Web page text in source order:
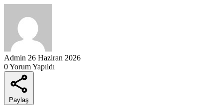
Admin 26 Haziran 2026
0 Yorum Yapıldı
Paylaş